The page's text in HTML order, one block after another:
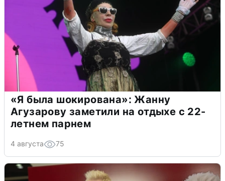
«Я была шокирована»: Жанну
Агузарову заметили на отдыхе с 22-
летнем парнем
4 августа 75